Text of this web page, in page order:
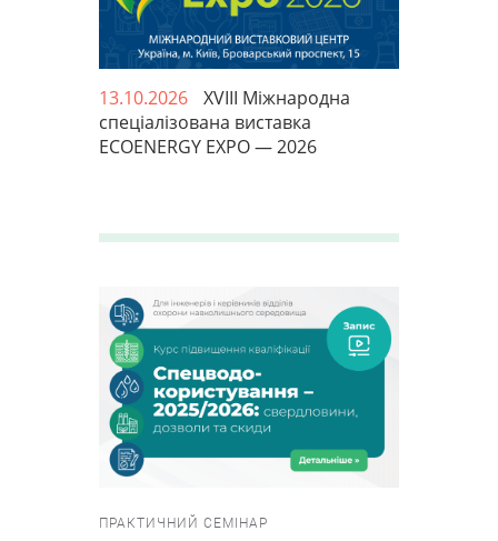
13.10.2026
XVIII Міжнародна
спеціалізована виставка
ECOENERGY EXPO — 2026
ПРАКТИЧНИЙ СЕМІНАР